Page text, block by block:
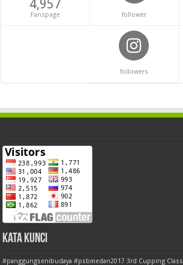
4,957
Fanspage follower
followers
Kata Kunci
#panggungsenibudaya #psbmedan2017 3rd Cupping Class